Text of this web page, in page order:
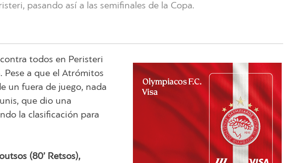
pasando así a las semifinales de la Copa.
todos en Peristeri
Pese a que el Atrómitos
un fuera de juego, nada
que dio una
la clasificación para
(80’ Retsos),